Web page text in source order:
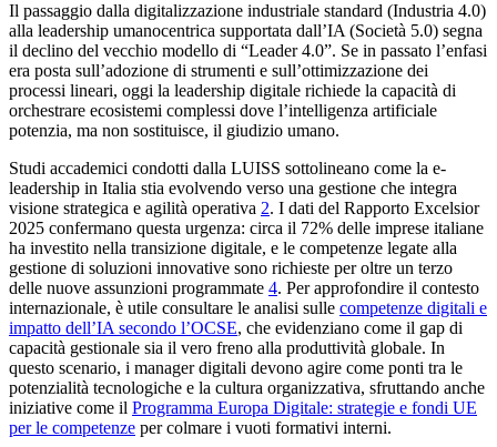
Il passaggio dalla digitalizzazione industriale standard (Industria 4.0)
alla leadership umanocentrica supportata dall’IA (Società 5.0) segna
il declino del vecchio modello di “Leader 4.0”. Se in passato l’enfasi
era posta sull’adozione di strumenti e sull’ottimizzazione dei
processi lineari, oggi la leadership digitale richiede la capacità di
orchestrare ecosistemi complessi dove l’intelligenza artificiale
potenzia, ma non sostituisce, il giudizio umano.
Studi accademici condotti dalla LUISS sottolineano come la e-
leadership in Italia stia evolvendo verso una gestione che integra
visione strategica e agilità operativa 2. I dati del Rapporto Excelsior
2025 confermano questa urgenza: circa il 72% delle imprese italiane
ha investito nella transizione digitale, e le competenze legate alla
gestione di soluzioni innovative sono richieste per oltre un terzo
delle nuove assunzioni programmate 4. Per approfondire il contesto
internazionale, è utile consultare le analisi sulle competenze digitali e
impatto dell’IA secondo l’OCSE, che evidenziano come il gap di
capacità gestionale sia il vero freno alla produttività globale. In
questo scenario, i manager digitali devono agire come ponti tra le
potenzialità tecnologiche e la cultura organizzativa, sfruttando anche
iniziative come il Programma Europa Digitale: strategie e fondi UE
per le competenze per colmare i vuoti formativi interni.